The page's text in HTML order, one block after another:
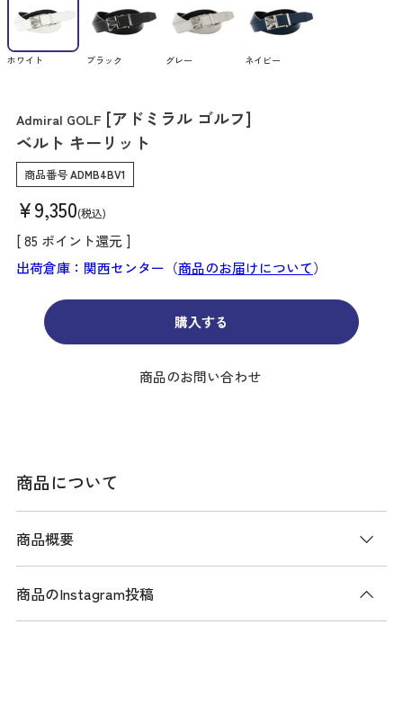
ホワイト ブラック グレー ネイビー
Admiral GOLF [アドミラル ゴルフ]
ベルト キーリット
商品番号ADMB4BV1
¥9,350 税込
[85 ポイント還元 ]
出荷倉庫：関西センター（商品のお届けについて）
購入する
商品のお問い合わせ
商品について
商品概要
商品説明
商品のInstagram投稿